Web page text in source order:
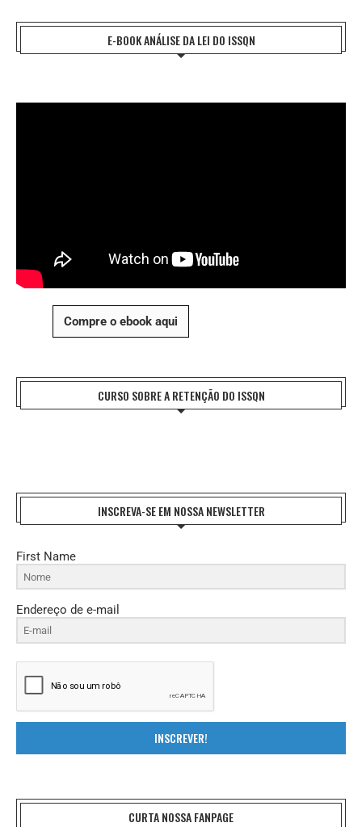
E-BOOK ANÁLISE DA LEI DO ISSQN
Compre o ebook aqui
CURSO SOBRE A RETENÇÃO DO ISSQN
INSCREVA-SE EM NOSSA NEWSLETTER
First Name
Endereço de e-mail
INSCREVER!
CURTA NOSSA FANPAGE